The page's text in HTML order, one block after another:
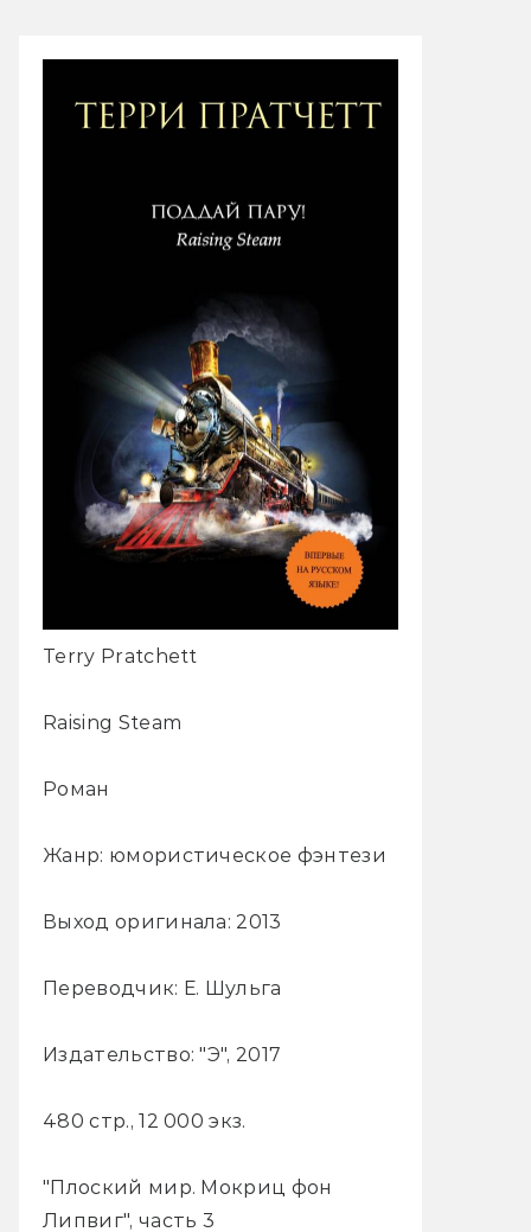
Terry Pratchett
Raising Steam
Роман
Жанр: юмористическое фэнтези
Выход оригинала: 2013
Переводчик: Е. Шульга
Издательство: "Э", 2017
480 стр., 12 000 экз.
"Плоский мир. Мокриц фон
Липвиг", часть 3